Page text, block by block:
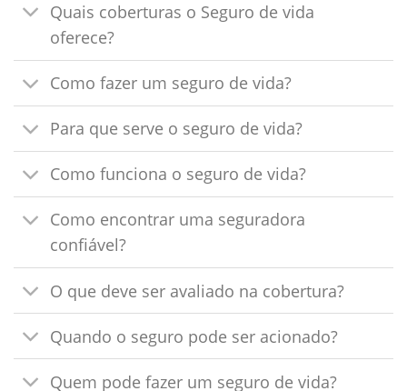
Quais coberturas o Seguro de vida
oferece?
Como fazer um seguro de vida?
Para que serve o seguro de vida?
Como funciona o seguro de vida?
Como encontrar uma seguradora
confiável?
O que deve ser avaliado na cobertura?
Quando o seguro pode ser acionado?
Quem pode fazer um seguro de vida?